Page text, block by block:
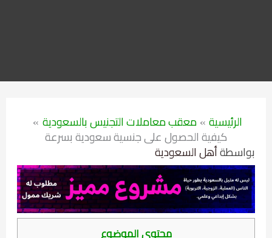
الرئيسية معقب معاملات التجنيس بالسعودية
كيفية الحصول على جنسية سعودية بسرعة
بواسطةأهل السعودية
محتوى الموضوع